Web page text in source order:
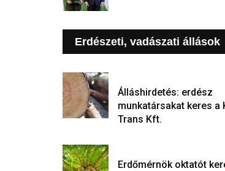
Erdészeti, vadászati állások
Álláshirdetés: erdész
munkatársakat keres a
Trans Kft.
Erdőmérnök oktatót